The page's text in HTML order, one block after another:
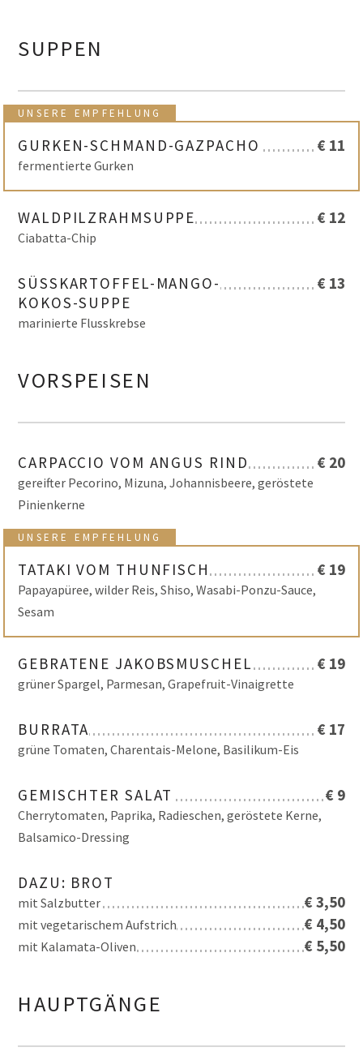
SUPPEN
UNSERE EMPFEHLUNG
GURKEN-SCHMAND-GAZPACHO
fermentierte Gurken
€ 11
WALDPILZRAHMSUPPE
Ciabatta-Chip
€ 12
SÜSSKARTOFFEL-MANGO-K
OKOS-SUPPE
marinierte Flusskrebse
€ 13
VORSPEISEN
CARPACCIO VOM ANGUS RIND
gereifter Pecorino, Mizuna, Johannisbeere, geröstete
Pinienkerne
€ 20
UNSERE EMPFEHLUNG
TATAKI VOM THUNFISCH
Papayapüree, wilder Reis, Shiso, Wasabi-Ponzu-Sauce,
Sesam
€ 19
GEBRATENE JAKOBSMUSCHEL
grüner Spargel, Parmesan, Grapefruit-Vinaigrette
€ 19
BURRATA
grüne Tomaten, Charentais-Melone, Basilikum-Eis
€ 17
GEMISCHTER SALAT
Cherrytomaten, Paprika, Radieschen, geröstete Kerne,
Balsamico-Dressing
€ 9
DAZU: BROT
mit Salzbutter € 3,50
mit vegetarischem Aufstrich € 4,50
mit Kalamata-Oliven € 5,50
HAUPTGÄNGE